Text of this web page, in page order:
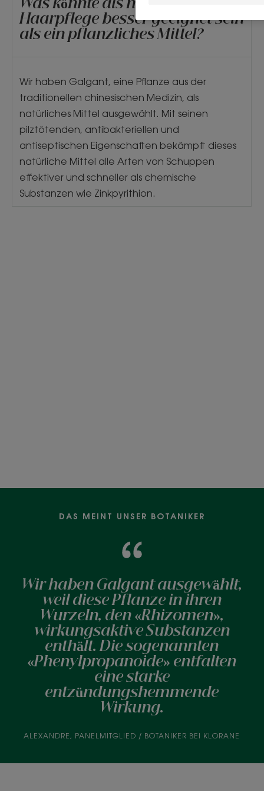
Was könnte als natürliche
Haarpflege besser geeignet sein
als ein pflanzliches Mittel?
Wir haben Galgant, eine Pflanze aus der
traditionellen chinesischen Medizin, als
natürliches Mittel ausgewählt. Mit seinen
pilztötenden, antibakteriellen und
antiseptischen Eigenschaften bekämpft dieses
natürliche Mittel alle Arten von Schuppen
effektiver und schneller als chemische
Substanzen wie Zinkpyrithion.
DAS MEINT UNSER BOTANIKER
Wir haben Galgant ausgewählt,
weil diese Pflanze in ihren
Wurzeln, den «Rhizomen»,
wirkungsaktive Substanzen
enthält. Die sogenannten
«Phenylpropanoide» entfalten
eine starke
entzündungshemmende
Wirkung.
ALEXANDRE, PANELMITGLIED / BOTANIKER BEI KLORANE